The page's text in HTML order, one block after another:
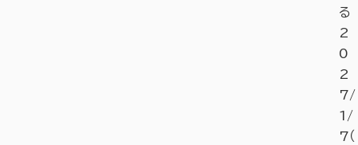
る
2
0
2
7/
1/
7（